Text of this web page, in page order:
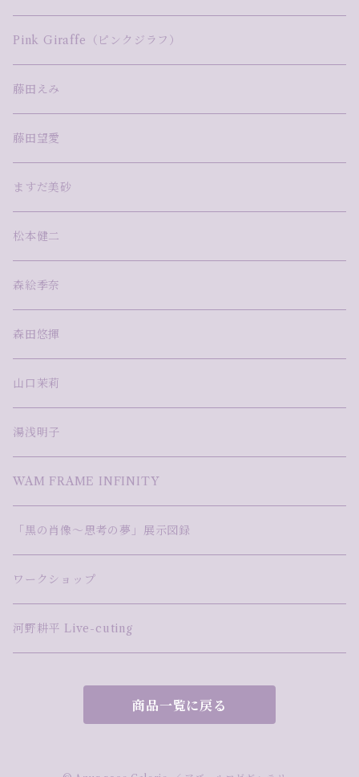
Pink Giraffe（ピンクジラフ）
藤田えみ
藤田望愛
ますだ美砂
松本健二
森絵季奈
森田悠揮
山口茉莉
湯浅明子
WAM FRAME INFINITY
「黒の肖像～思考の夢」展示図録
ワークショップ
河野耕平 Live-cuting
商品一覧に戻る